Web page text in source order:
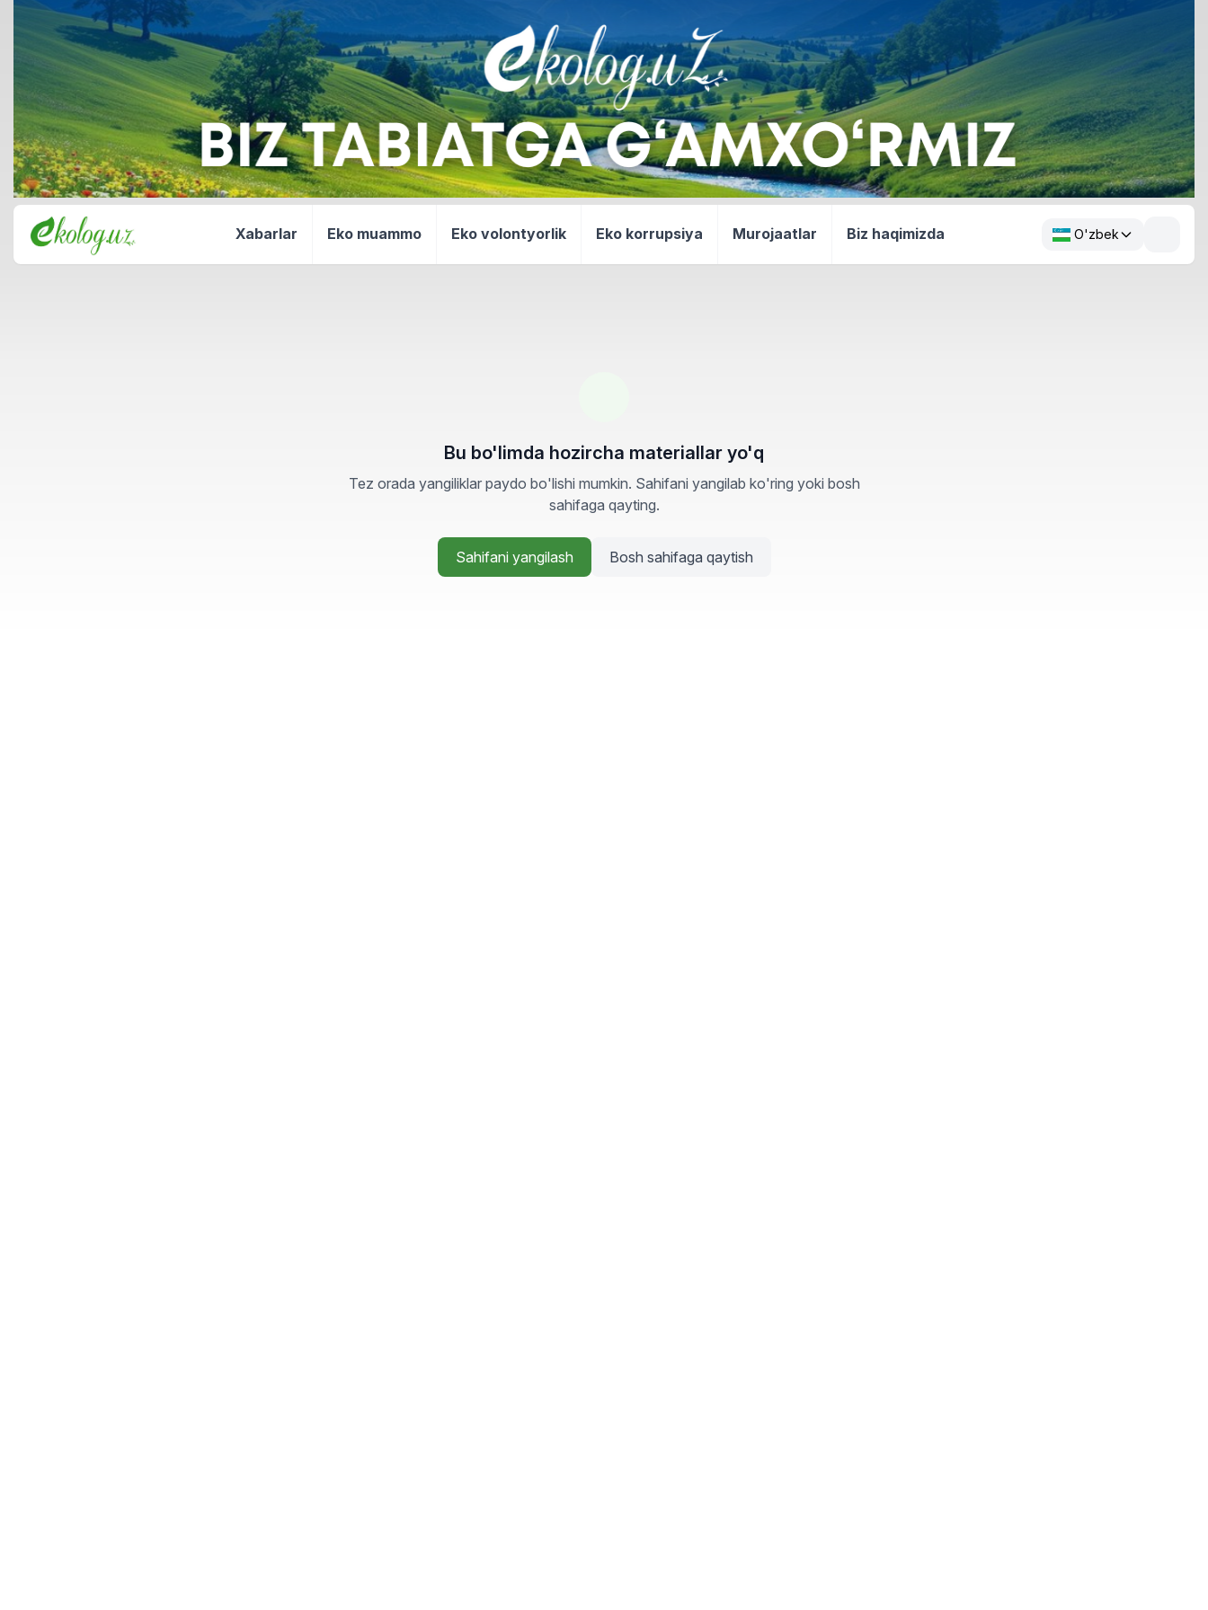
Xabarlar Eko muammo Eko volontyorlik Eko korrupsiya Murojaatlar Biz haqimizda O'zbek
Bu bo'limda hozircha materiallar yo'q
Tez orada yangiliklar paydo bo'lishi mumkin. Sahifani yangilab ko'ring yoki bosh
sahifaga qayting.
Sahifani yangilash Bosh sahifaga qaytish